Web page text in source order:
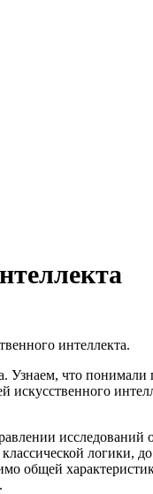
интеллекта.
Узнаем, что понимали
исследований
логики,
общей